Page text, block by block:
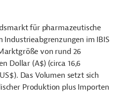
für pharmazeutische
Industrieabgrenzungen im IBIS
von rund 26
Dollar (A$) (circa 16,6
Das Volumen setzt sich
Produktion plus Importen